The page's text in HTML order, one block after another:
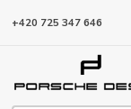
+420 725 347 646